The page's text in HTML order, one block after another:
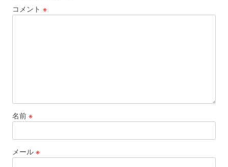
コメント ※
名前 ※
メール ※